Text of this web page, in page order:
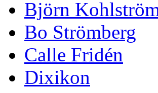
Björn
Bo Strömberg
Calle Fridén
Dixikon